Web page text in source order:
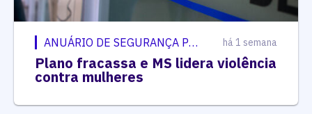
ANUÁRIO DE SEGURANÇA PÚBLICA há 1 semana
Plano fracassa e MS lidera violência
contra mulheres